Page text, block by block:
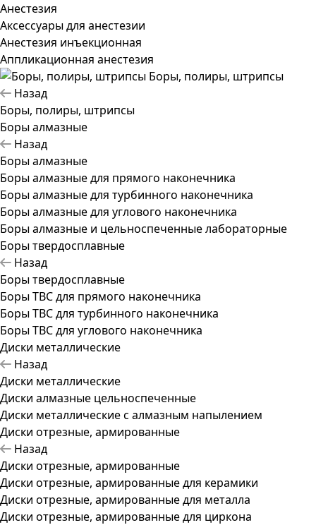
Анестезия
Аксессуары для анестезии
Анестезия инъекционная
Аппликационная анестезия
Боры, полиры, штрипсы
Назад
Боры, полиры, штрипсы
Боры алмазные
Назад
Боры алмазные
Боры алмазные для прямого наконечника
Боры алмазные для турбинного наконечника
Боры алмазные для углового наконечника
Боры алмазные и цельноспеченные лабораторные
Боры твердосплавные
Назад
Боры твердосплавные
Боры ТВС для прямого наконечника
Боры ТВС для турбинного наконечника
Боры ТВС для углового наконечника
Диски металлические
Назад
Диски металлические
Диски алмазные цельноспеченные
Диски металлические с алмазным напылением
Диски отрезные, армированные
Назад
Диски отрезные, армированные
Диски отрезные, армированные для керамики
Диски отрезные, армированные для металла
Диски отрезные, армированные для циркона